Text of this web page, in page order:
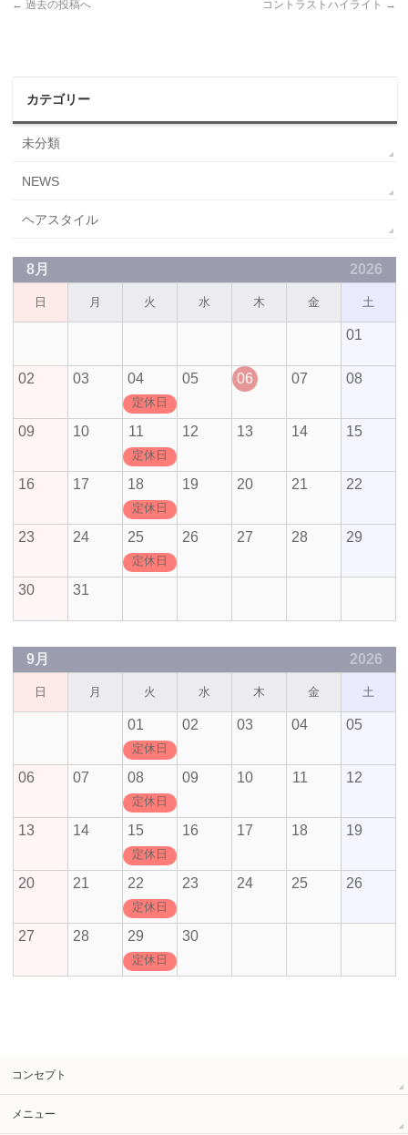
← 過去の投稿へ コントラストハイライト →
カテゴリー
未分類
NEWS
ヘアスタイル
8月 2026
日 月 火 水 木 金 土
01
02 03 04
定休日
05 06 07 08
09 10 11
定休日
12 13 14 15
16 17 18
定休日
19 20 21 22
23 24 25
定休日
26 27 28 29
30 31
9月 2026
日 月 火 水 木 金 土
01
定休日
02 03 04 05
06 07 08
定休日
09 10 11 12
13 14 15
定休日
16 17 18 19
20 21 22
定休日
23 24 25 26
27 28 29
定休日
30
コンセプト
メニュー